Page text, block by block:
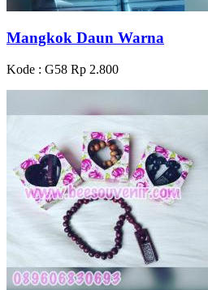
Mangkok Daun Warna
Kode : G58 Rp 2.800